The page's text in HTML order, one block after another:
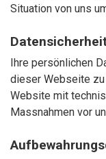
Situation von uns
Ihre persönlichen
dieser Webseite zu
Website mit
Massnahmen vor